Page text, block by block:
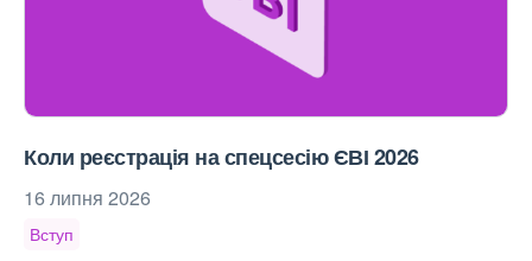
Коли реєстрація на спецсесію ЄВІ 2026
16 липня 2026
Вступ